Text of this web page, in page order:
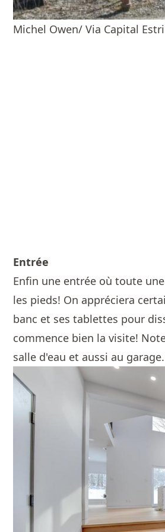
Michel Owen/ Via Capital
Entrée
Enfin une entrée où toute
les pieds! On appréciera
banc et ses tablettes pour
commence bien la visite!
salle d'eau et aussi au garage.